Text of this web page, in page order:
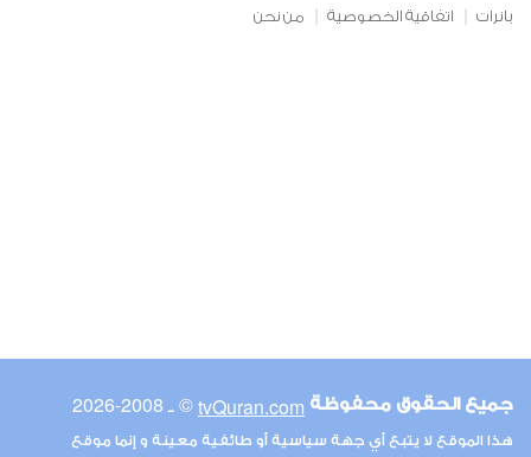
بانرات اتفاقية الخصوصية من نحن
جميع الحقوق محفوظة tvQuran.com© ـ 2008-2026
هذا الموقع لا يتبع أي جهة سياسية أو طائفية معينة و إنما موقع